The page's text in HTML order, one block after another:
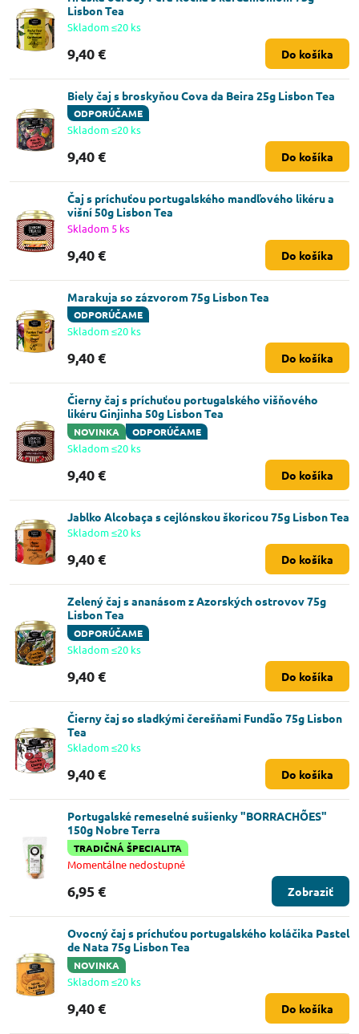
Lisbon Tea
Skladom ≤20 ks
9,40 € Do košíka
Biely čaj s broskyňou Cova da Beira 25g Lisbon Tea
ODPORÚČAME
Skladom ≤20 ks
9,40 € Do košíka
Čaj s príchuťou portugalského mandľového likéru a
višní 50g Lisbon Tea
Skladom 5 ks
9,40 € Do košíka
Marakuja so zázvorom 75g Lisbon Tea
ODPORÚČAME
Skladom ≤20 ks
9,40 € Do košíka
Čierny čaj s príchuťou portugalského višňového
likéru Ginjinha 50g Lisbon Tea
NOVINKA ODPORÚČAME
Skladom ≤20 ks
9,40 € Do košíka
Jablko Alcobaça s cejlónskou škoricou 75g Lisbon Tea
Skladom ≤20 ks
9,40 € Do košíka
Zelený čaj s ananásom z Azorských ostrovov 75g
Lisbon Tea
ODPORÚČAME
Skladom ≤20 ks
9,40 € Do košíka
Čierny čaj so sladkými čerešňami Fundão 75g Lisbon
Tea
Skladom ≤20 ks
9,40 € Do košíka
Portugalské remeselné sušienky "BORRACHÕES"
150g Nobre Terra
TRADIČNÁ ŠPECIALITA
Momentálne nedostupné
6,95 € Zobraziť
Ovocný čaj s príchuťou portugalského koláčika Pastel
de Nata 75g Lisbon Tea
NOVINKA
Skladom ≤20 ks
9,40 € Do košíka